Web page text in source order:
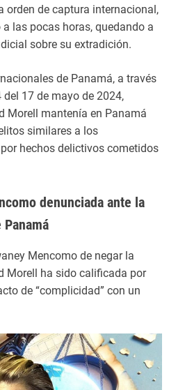
orden de captura internacional,
las pocas horas, quedando a
sobre su extradición.
de Panamá, a través
17 de mayo de 2024,
Morell mantenía en Panamá
similares a los
hechos delictivos cometidos
denunciada ante la
Mencomo de negar la
Morell ha sido calificada por
de “complicidad” con un